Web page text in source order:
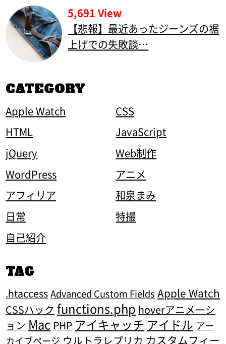
5,691 View
【悲報】最近あったジーンズの裾
上げでの失敗談…
CATEGORY
Apple Watch
CSS
HTML
JavaScript
jQuery
Web制作
WordPress
アニメ
アフィリア
和泉まみ
日常
特撮
自己紹介
TAG
.htaccess Advanced Custom Fields Apple Watch
CSSハック functions.php hoverアニメーシ
ョン Mac PHP アイキャッチ アイドル アー
カイブページ ウルトラレプリカ カスタムフィー